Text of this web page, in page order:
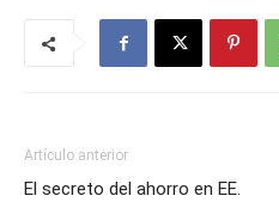
Artículo anterior
El secreto del ahorro en EE.